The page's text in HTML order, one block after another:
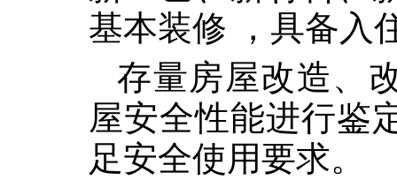
基本装修 ，具备入
存量房屋改造、
屋安全性能进行鉴
足安全使用要求。